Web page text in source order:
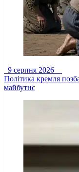
9 серпня 2026
Політика кремля
майбутнє